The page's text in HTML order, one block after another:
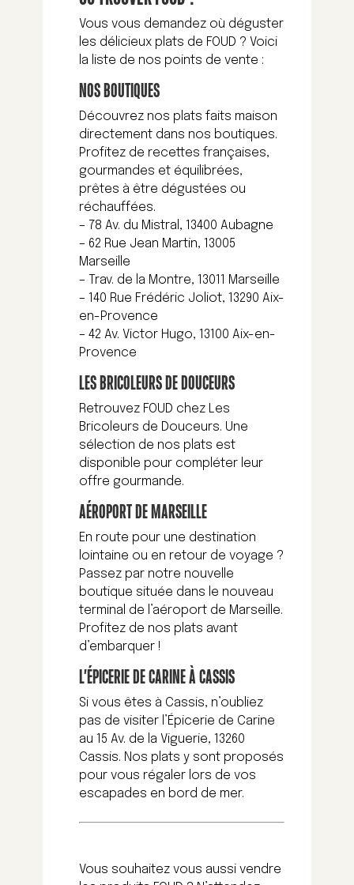
Vous vous demandez où déguster
les délicieux plats de FOUD ? Voici
la liste de nos points de vente :
NOS BOUTIQUES
Découvrez nos plats faits maison
directement dans nos boutiques.
Profitez de recettes françaises,
gourmandes et équilibrées,
prêtes à être dégustées ou
réchauffées.
– 78 Av. du Mistral, 13400 Aubagne
– 62 Rue Jean Martin, 13005
Marseille
– Trav. de la Montre, 13011 Marseille
– 140 Rue Frédéric Joliot, 13290 Aix-
en-Provence
– 42 Av. Victor Hugo, 13100 Aix-en-
Provence
LES BRICOLEURS DE DOUCEURS
Retrouvez FOUD chez Les
Bricoleurs de Douceurs. Une
sélection de nos plats est
disponible pour compléter leur
offre gourmande.
AÉROPORT DE MARSEILLE
En route pour une destination
lointaine ou en retour de voyage ?
Passez par notre nouvelle
boutique située dans le nouveau
terminal de l’aéroport de Marseille.
Profitez de nos plats avant
d’embarquer !
L’ÉPICERIE DE CARINE À CASSIS
Si vous êtes à Cassis, n’oubliez
pas de visiter l’Épicerie de Carine
au 15 Av. de la Viguerie, 13260
Cassis. Nos plats y sont proposés
pour vous régaler lors de vos
escapades en bord de mer.
Vous souhaitez vous aussi vendre